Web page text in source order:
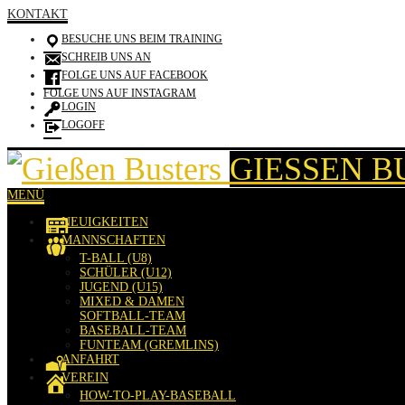
KONTAKT
BESUCHE UNS BEIM TRAINING
SCHREIB UNS AN
FOLGE UNS AUF FACEBOOK
FOLGE UNS AUF INSTAGRAM
LOGIN
LOGOFF
GIESSEN
MENÜ
NEUIGKEITEN
MANNSCHAFTEN
T-BALL (U8)
SCHÜLER (U12)
JUGEND (U15)
MIXED & DAMEN
SOFTBALL-TEAM
BASEBALL-TEAM
FUNTEAM (GREMLINS)
ANFAHRT
VEREIN
HOW-TO-PLAY-BASEBALL